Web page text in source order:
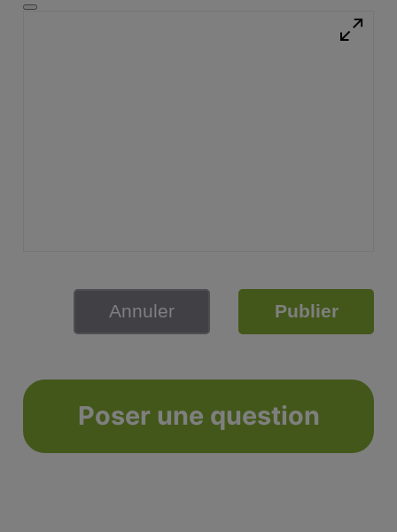
Annuler Publier
Poser une question